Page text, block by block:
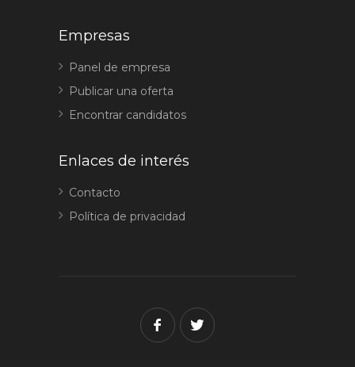
Empresas
Panel de empresa
Publicar una oferta
Encontrar candidatos
Enlaces de interés
Contacto
Política de privacidad